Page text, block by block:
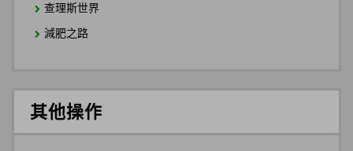
查理斯世界
減肥之路
其他操作